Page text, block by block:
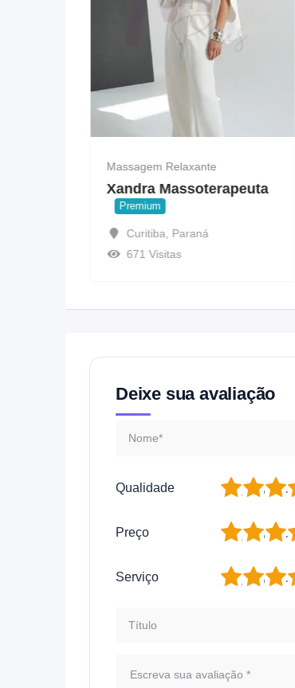
Massagem Relaxante
Xandra Massoterapeuta
Premium
Curitiba Paraná
671 Visitas
Deixe sua avaliação
Qualidade 4
3
2
Preço 4
3
2
Serviço 4
3
2